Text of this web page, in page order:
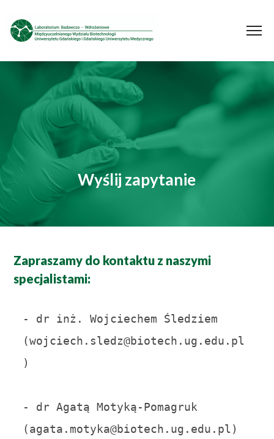
Wyślij zapytanie
Zapraszamy do kontaktu z naszymi
specjalistami:
- dr inż. Wojciechem Śledziem
(wojciech.sledz@biotech.ug.edu.pl
)
- dr Agatą Motyką-Pomagruk
(agata.motyka@biotech.ug.edu.pl)